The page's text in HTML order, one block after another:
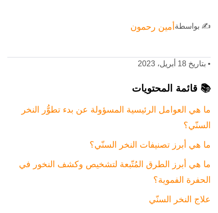
✍️ بواسطة أمين رحمون
• بتاريخ 18 أبريل، 2023
📚 قائمة المحتويات
ما هي العوامل الرئيسية المسؤولة عن بدء تطوُّر النخر
السنّي؟
ما هي أبرز تصنيفات النخر السنّي؟
ما هي أبرز الطرق المُتّبعة لتشخيص وكشف النخور في
الحفرة الفموية؟
علاج النخر السنّي